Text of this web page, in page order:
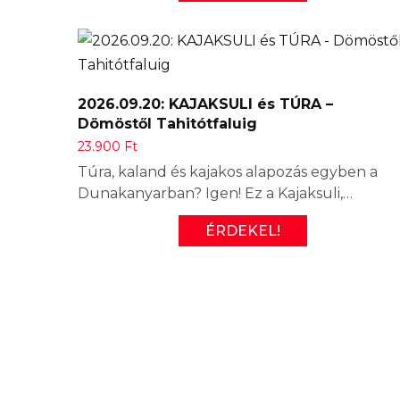
2026.09.20: KAJAKSULI és TÚRA –
Dömöstől Tahitótfaluig
23.900 Ft
Túra, kaland és kajakos alapozás egyben a
Dunakanyarban? Igen! Ez a Kajaksuli,…
ÉRDEKEL!